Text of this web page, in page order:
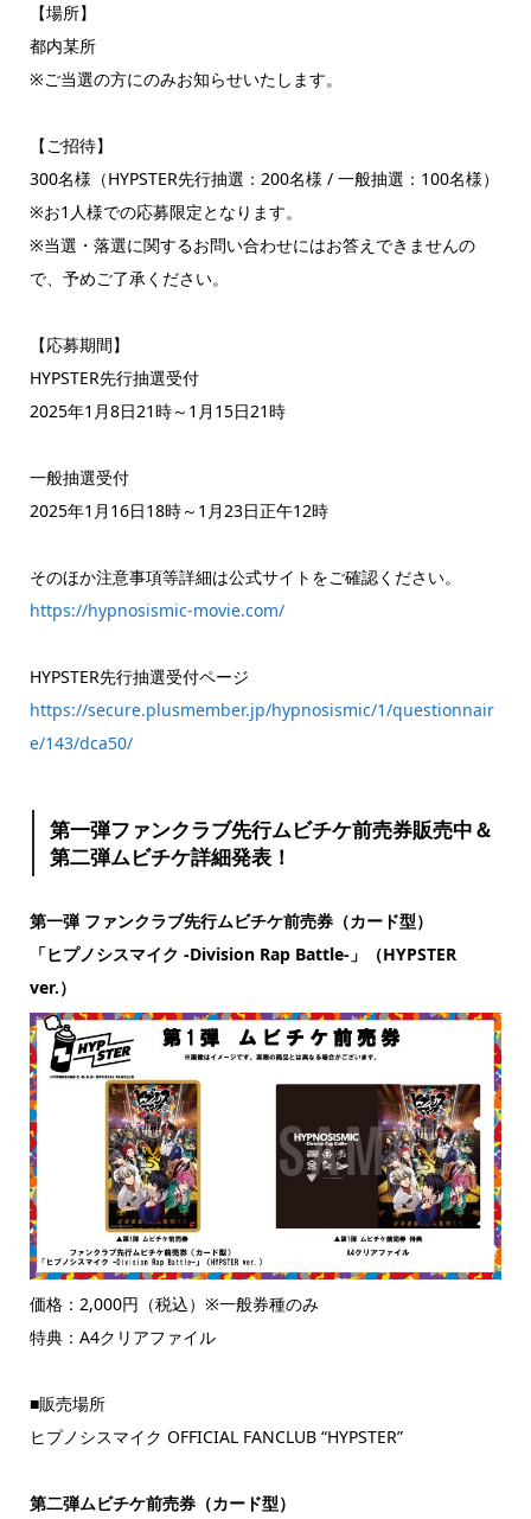
【場所】
都内某所
※ご当選の方にのみお知らせいたします。
【ご招待】
300名様（HYPSTER先行抽選：200名様 / 一般抽選：100名様）
※お1人様での応募限定となります。
※当選・落選に関するお問い合わせにはお答えできませんの
で、予めご了承ください。
【応募期間】
HYPSTER先行抽選受付
2025年1月8日21時～1月15日21時
一般抽選受付
2025年1月16日18時～1月23日正午12時
そのほか注意事項等詳細は公式サイトをご確認ください。
https://hypnosismic-movie.com/
HYPSTER先行抽選受付ページ
https://secure.plusmember.jp/hypnosismic/1/questionnair
e/143/dca50/
第一弾ファンクラブ先行ムビチケ前売券販売中＆
第二弾ムビチケ詳細発表！
第一弾 ファンクラブ先行ムビチケ前売券（カード型）
「ヒプノシスマイク -Division Rap Battle-」（HYPSTER
ver.）
価格：2,000円（税込）※一般券種のみ
特典：A4クリアファイル
■販売場所
ヒプノシスマイク OFFICIAL FANCLUB “HYPSTER”
第二弾ムビチケ前売券（カード型）